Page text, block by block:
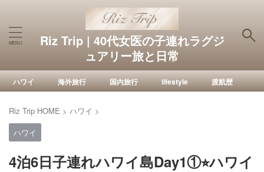
Riz Trip | 40代女医の子連れラグジ
ュアリー旅と日常
ハワイ 海外旅行 国内旅行 lifestyle 渡航歴
Riz Trip HOME > ハワイ >
ハワイ
4泊6日子連れハワイ島Day1①⭐︎ハワイ